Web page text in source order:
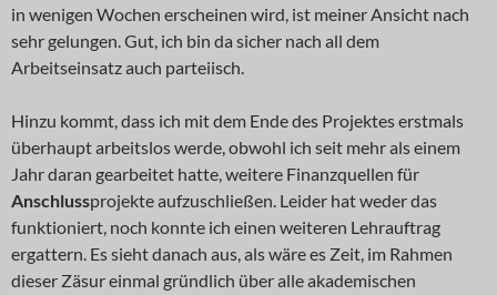
in wenigen Wochen erscheinen wird, ist meiner Ansicht nach
sehr gelungen. Gut, ich bin da sicher nach all dem
Arbeitseinsatz auch parteiisch.
Hinzu kommt, dass ich mit dem Ende des Projektes erstmals
überhaupt arbeitslos werde, obwohl ich seit mehr als einem
Jahr daran gearbeitet hatte, weitere Finanzquellen für
Anschlussprojekte aufzuschließen. Leider hat weder das
funktioniert, noch konnte ich einen weiteren Lehrauftrag
ergattern. Es sieht danach aus, als wäre es Zeit, im Rahmen
dieser Zäsur einmal gründlich über alle akademischen